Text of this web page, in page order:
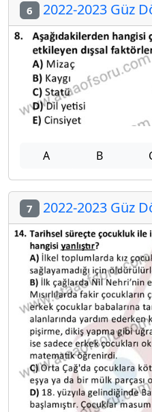
6 2022-2023 Güz
A B
7 2022-2023 Güz